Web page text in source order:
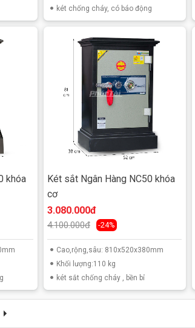
két chống cháy, có báo động
khóa
Két sắt Ngân Hàng NC50 khóa
cơ
3.080.000đ
4.100.000đ -24%
Cao,rộng,sâu: 810x520x380mm
Khối lượng:110 kg
két sắt chống cháy , bền bỉ